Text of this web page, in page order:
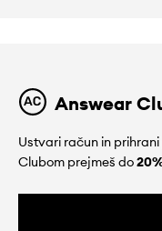
Answear
Ustvari račun in
Clubom prejmeš do